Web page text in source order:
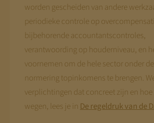
worden gescheiden van andere
periodieke controle op
bijbehorende accountantscontroles,
verantwoording op houderniveau, en
voornemen om de hele sector onder
normering topinkomens te brengen.
verplichtingen dat concreet zijn en hoe
wegen, lees je inDe regeldruk van de